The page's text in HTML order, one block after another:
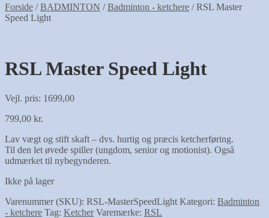
Forside /BADMINTON /Badminton - ketchere /RSL Master
Speed Light
RSL Master Speed Light
Vejl. pris: 1699,00
799,00 kr.
Lav vægt og stift skaft – dvs. hurtig og præcis ketcherføring.
Til den let øvede spiller (ungdom, senior og motionist). Også
udmærket til nybegynderen.
Ikke på lager
Varenummer (SKU): RSL-MasterSpeedLight Kategori: Badminton
- ketchere Tag: Ketcher Varemærke: RSL